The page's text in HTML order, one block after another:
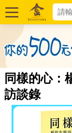
同樣的心：
訪談錄